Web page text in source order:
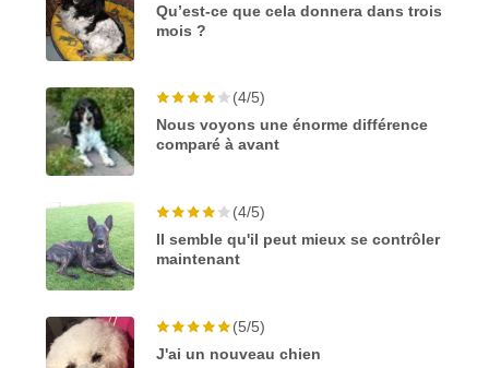
Qu’est-ce que cela donnera dans trois
mois ?
(4/5)
Nous voyons une énorme différence
comparé à avant
(4/5)
Il semble qu'il peut mieux se contrôler
maintenant
(5/5)
J'ai un nouveau chien